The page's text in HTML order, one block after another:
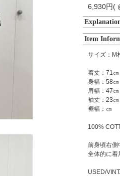
6,930円(
Item
サイズ：M
着丈：71㎝
身幅：58㎝
肩幅：47㎝
袖丈：23㎝
裾幅：㎝
100%
前身頃右側
全体的に着
USED/